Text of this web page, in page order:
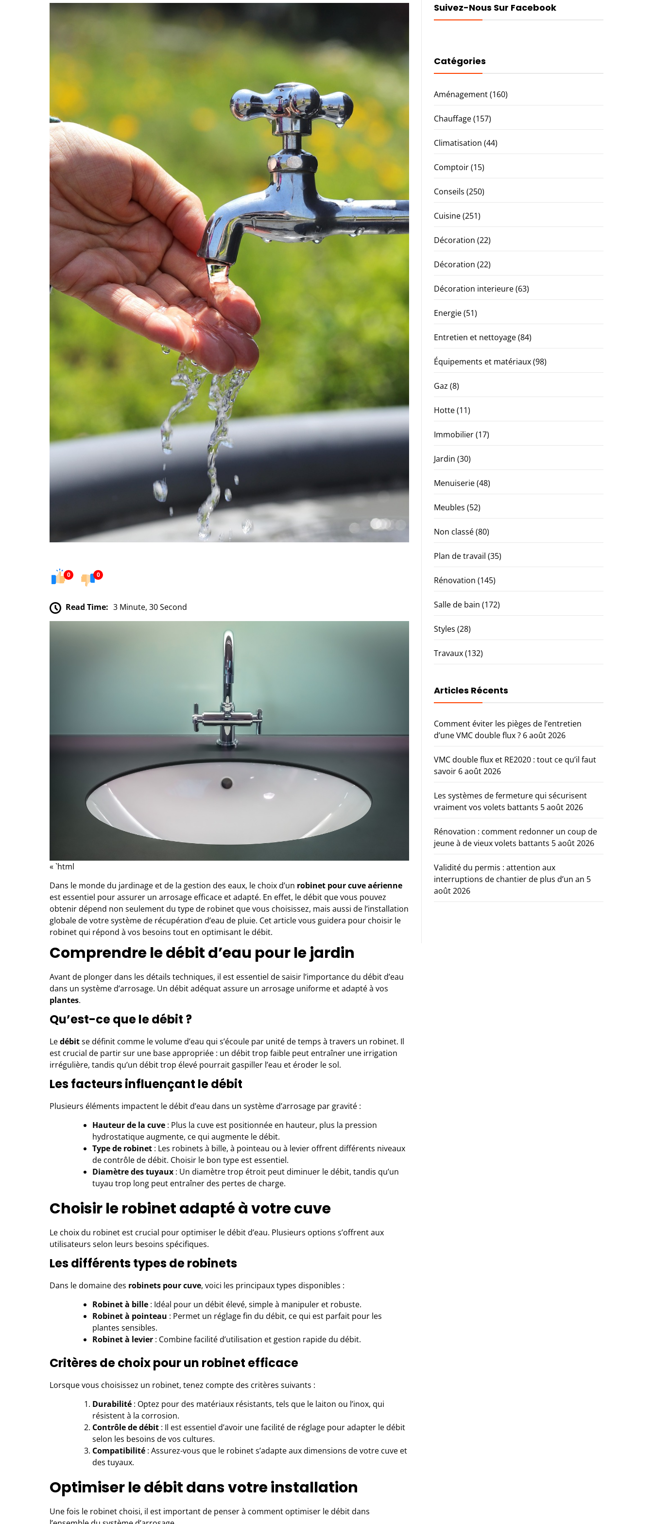
0 0
Read Time: 3 Minute, 30 Second
« `html
Dans le monde du jardinage et de la gestion des eaux, le choix d’un robinet pour cuve aérienne
est essentiel pour assurer un arrosage efficace et adapté. En effet, le débit que vous pouvez
obtenir dépend non seulement du type de robinet que vous choisissez, mais aussi de l’installation
globale de votre système de récupération d’eau de pluie. Cet article vous guidera pour choisir le
robinet qui répond à vos besoins tout en optimisant le débit.
Comprendre le débit d’eau pour le jardin
Avant de plonger dans les détails techniques, il est essentiel de saisir l’importance du débit d’eau
dans un système d’arrosage. Un débit adéquat assure un arrosage uniforme et adapté à vos
plantes.
Qu’est-ce que le débit ?
Ledébitse définit comme le volume d’eau qui s’écoule par unité de temps à travers un robinet. Il
est crucial de partir sur une base appropriée : un débit trop faible peut entraîner une irrigation
irrégulière, tandis qu’un débit trop élevé pourrait gaspiller l’eau et éroder le sol.
Les facteurs influençant le débit
Plusieurs éléments impactent le débit d’eau dans un système d’arrosage par gravité :
Hauteur de la cuve : Plus la cuve est positionnée en hauteur, plus la pression
hydrostatique augmente, ce qui augmente le débit.
Type de robinet : Les robinets à bille, à pointeau ou à levier offrent différents niveaux
de contrôle de débit. Choisir le bon type est essentiel.
Diamètre des tuyaux : Un diamètre trop étroit peut diminuer le débit, tandis qu’un
tuyau trop long peut entraîner des pertes de charge.
Choisir le robinet adapté à votre cuve
Le choix du robinet est crucial pour optimiser le débit d’eau. Plusieurs options s’offrent aux
utilisateurs selon leurs besoins spécifiques.
Les différents types de robinets
Dans le domaine des robinets pour cuve, voici les principaux types disponibles :
Robinet à bille : Idéal pour un débit élevé, simple à manipuler et robuste.
Robinet à pointeau : Permet un réglage fin du débit, ce qui est parfait pour les
plantes sensibles.
Robinet à levier : Combine facilité d’utilisation et gestion rapide du débit.
Critères de choix pour un robinet efficace
Lorsque vous choisissez un robinet, tenez compte des critères suivants :
Durabilité : Optez pour des matériaux résistants, tels que le laiton ou l’inox, qui
résistent à la corrosion.
Contrôle de débit : Il est essentiel d’avoir une facilité de réglage pour adapter le débit
selon les besoins de vos cultures.
Compatibilité : Assurez-vous que le robinet s’adapte aux dimensions de votre cuve et
des tuyaux.
Optimiser le débit dans votre installation
Une fois le robinet choisi, il est important de penser à comment optimiser le débit dans
Suivez-Nous Sur Facebook
Catégories
Aménagement(160)
Chauffage(157)
Climatisation (44)
Comptoir(15)
Conseils (250)
Cuisine(251)
Décoration (22)
Décoration (22)
Décoration interieure(63)
Energie(51)
Entretien et nettoyage(84)
Équipements et matériaux(98)
Gaz (8)
Hotte(11)
Immobilier(17)
Jardin (30)
Menuiserie(48)
Meubles (52)
Non classé(80)
Plan de travail (35)
Rénovation (145)
Salle de bain (172)
Styles (28)
Travaux(132)
Articles Récents
Comment éviter les pièges de l’entretien
d’une VMC double flux ? 6 août 2026
VMC double flux et RE2020 : tout ce qu’il faut
savoir 6 août 2026
Les systèmes de fermeture qui sécurisent
vraiment vos volets battants 5 août 2026
Rénovation : comment redonner un coup de
jeune à de vieux volets battants 5 août 2026
Validité du permis : attention aux
interruptions de chantier de plus d’un an 5
août 2026